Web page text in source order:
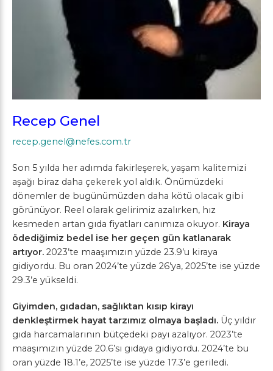
Recep Genel
recep.genel@nefes.com.tr
Son 5 yılda her adımda fakirleşerek, yaşam kalitemizi
aşağı biraz daha çekerek yol aldık. Önümüzdeki
dönemler de bugünümüzden daha kötü olacak gibi
görünüyor. Reel olarak gelirimiz azalırken, hız
kesmeden artan gıda fiyatları canımıza okuyor. Kiraya
ödediğimiz bedel ise her geçen gün katlanarak
artıyor. 2023’te maaşımızın yüzde 23.9’u kiraya
gidiyordu. Bu oran 2024’te yüzde 26’ya, 2025’te ise yüzde
29.3’e yükseldi.
Giyimden, gıdadan, sağlıktan kısıp kirayı
denkleştirmek hayat tarzımız olmaya başladı. Üç yıldır
gıda harcamalarının bütçedeki payı azalıyor. 2023’te
maaşımızın yüzde 20.6’sı gıdaya gidiyordu. 2024’te bu
oran yüzde 18.1’e, 2025’te ise yüzde 17.3’e geriledi.